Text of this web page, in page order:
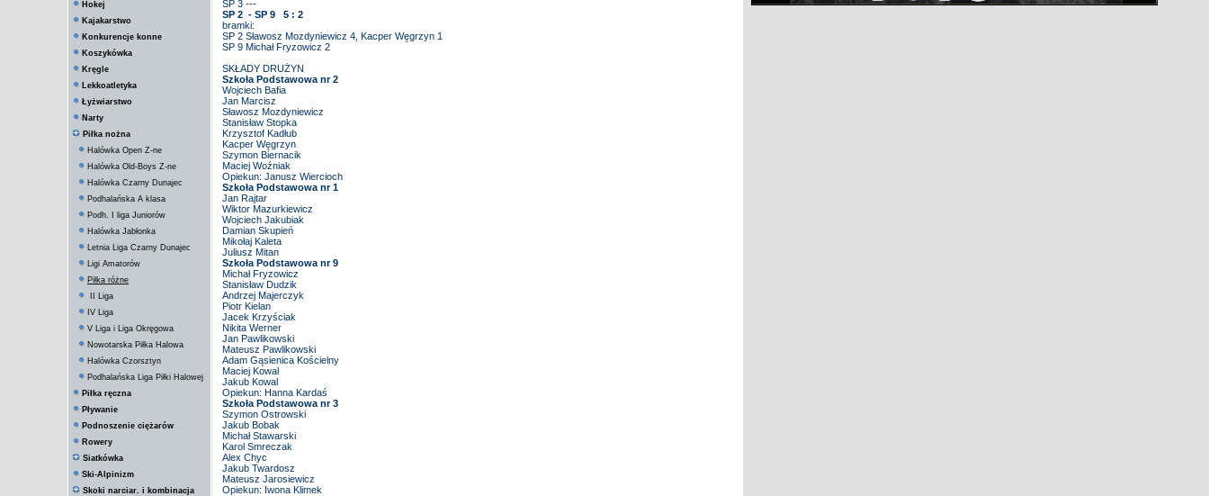
Hokej
Kajakarstwo
Konkurencje konne
Koszykówka
Kręgle
Lekkoatletyka
Łyżwiarstwo
Narty
Piłka nożna
Halówka Open Z-ne
Halówka Old-Boys Z-ne
Halówka Czarny Dunajec
Podhalańska A klasa
Podh. I liga Juniorów
Halówka Jabłonka
Letnia Liga Czarny Dunajec
Ligi Amatorów
Piłka różne
II Liga
IV Liga
V Liga i Liga Okręgowa
Nowotarska Piłka Halowa
Halówka Czorsztyn
Podhalańska Liga Piłki Halowej
Piłka ręczna
Pływanie
Podnoszenie ciężarów
Rowery
Siatkówka
Ski-Alpinizm
Skoki narciar. i kombinacja
SP 3 ---
SP 2 - SP 9 5 : 2
bramki:
SP 2 Sławosz Mozdyniewicz 4, Kacper Węgrzyn 1
SP 9 Michał Fryzowicz 2
SKŁADY DRUŻYN
Szkoła Podstawowa nr 2
Wojciech Bafia
Jan Marcisz
Sławosz Mozdyniewicz
Stanisław Stopka
Krzysztof Kadłub
Kacper Węgrzyn
Szymon Biernacik
Maciej Woźniak
Opiekun: Janusz Wiercioch
Szkoła Podstawowa nr 1
Jan Rajtar
Wiktor Mazurkiewicz
Wojciech Jakubiak
Damian Skupień
Mikołaj Kaleta
Juliusz Mitan
Szkoła Podstawowa nr 9
Michał Fryzowicz
Stanisław Dudzik
Andrzej Majerczyk
Piotr Kielan
Jacek Krzyściak
Nikita Werner
Jan Pawlikowski
Mateusz Pawlikowski
Adam Gąsienica Kościelny
Maciej Kowal
Jakub Kowal
Opiekun: Hanna Kardaś
Szkoła Podstawowa nr 3
Szymon Ostrowski
Jakub Bobak
Michał Stawarski
Karol Smreczak
Alex Chyc
Jakub Twardosz
Mateusz Jarosiewicz
Opiekun: Iwona Klimek